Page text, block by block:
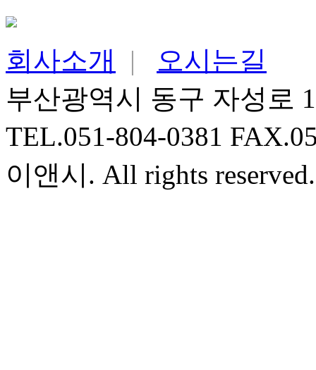
회사소개 |
오시는길
부산광역시 동구 자성로
TEL.051-804-0381
이앤시. All rights reserved.